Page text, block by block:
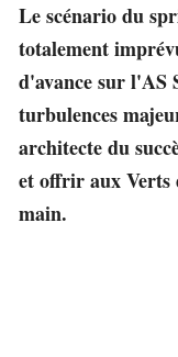
Le scénario du
totalement
d'avance sur l'AS
turbulences
architecte du
et offrir aux Verts
main.